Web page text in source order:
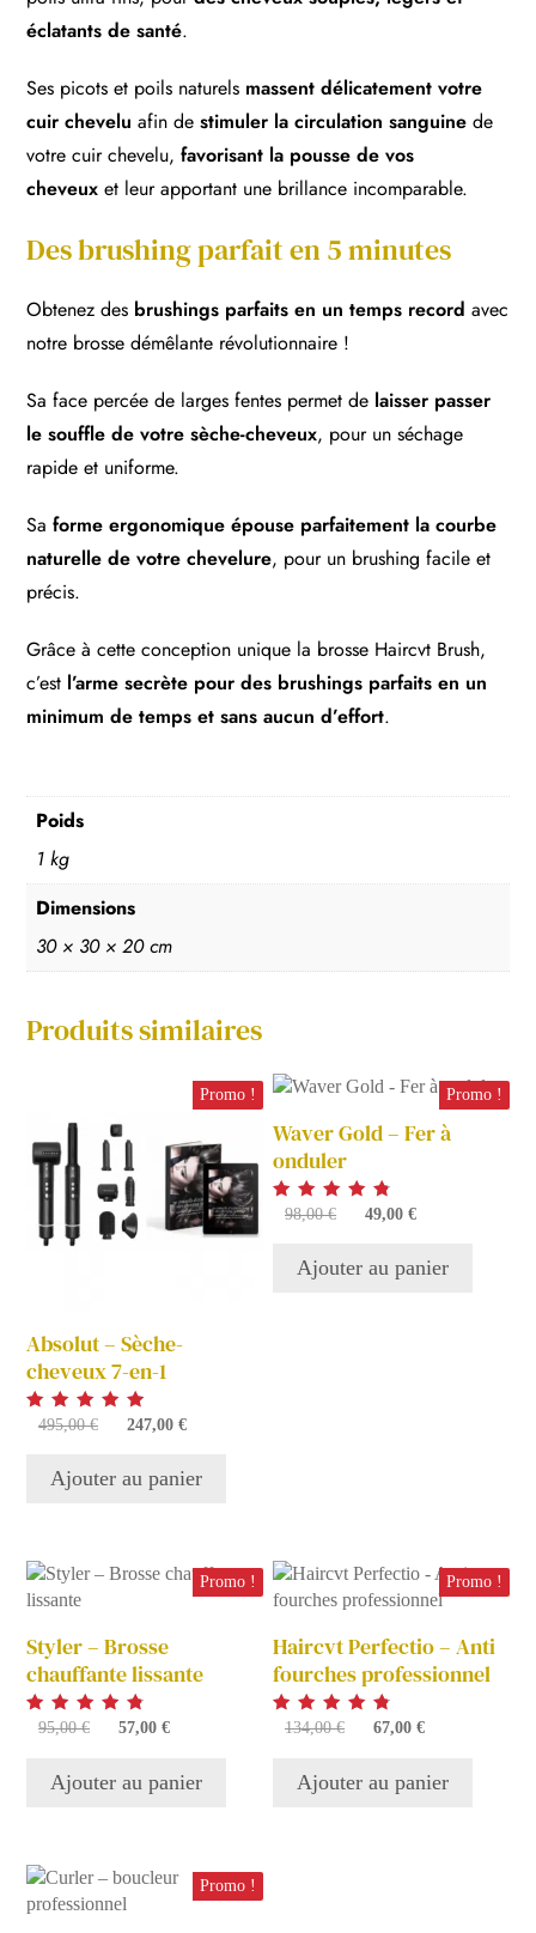
éclatants de santé.
Ses picots et poils naturels massent délicatement votre
cuir chevelu afin de stimuler la circulation sanguine de
votre cuir chevelu, favorisant la pousse de vos
cheveux et leur apportant une brillance incomparable.
Des brushing parfait en 5 minutes
Obtenez des brushings parfaits en un temps record avec
notre brosse démêlante révolutionnaire !
Sa face percée de larges fentes permet de laisser passer
le souffle de votre sèche-cheveux, pour un séchage
rapide et uniforme.
Sa forme ergonomique épouse parfaitement la courbe
naturelle de votre chevelure, pour un brushing facile et
précis.
Grâce à cette conception unique la brosse Haircvt Brush,
c’est l’arme secrète pour des brushings parfaits en un
minimum de temps et sans aucun d’effort.
Poids
1 kg
Dimensions
30 × 30 × 20 cm
Produits similaires
Promo !
Absolut – Sèche-
cheveux 7-en-1
Note
495,00€
Le
était :
247,00 €
est :
Ajouter au panier
Promo !
Waver Gold – Fer à
onduler
Note
4.77
98,00€
Le
était :
49,00€
actuel
est :
Ajouter au panier
Promo !
Styler – Brosse
chauffante lissante
Note
4.78
95,00€
Le
était :
57,00 €
actuel
est :
Ajouter au panier
Promo !
Haircvt Perfectio – Anti
fourches professionnel
Note
134,00€
Le
était :
67,00€
est :
Ajouter au panier
Promo !